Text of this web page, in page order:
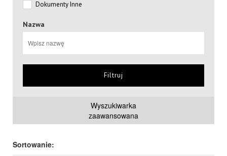
Dokumenty Inne
Nazwa
Filtruj
Wyszukiwarka
zaawansowana
Sortowanie: